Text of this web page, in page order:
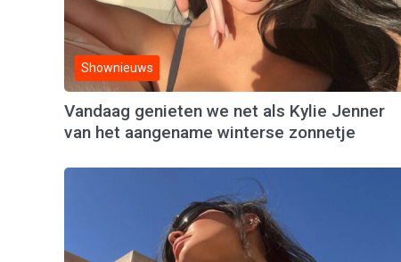
Shownieuws
Vandaag genieten we net als Kylie Jenner
van het aangename winterse zonnetje